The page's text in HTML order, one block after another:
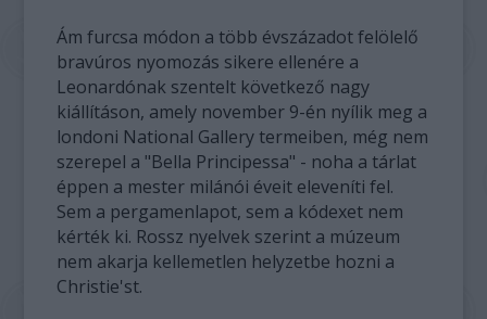
Ám furcsa módon a több évszázadot felölelő
bravúros nyomozás sikere ellenére a
Leonardónak szentelt következő nagy
kiállításon, amely november 9-én nyílik meg a
londoni National Gallery termeiben, még nem
szerepel a "Bella Principessa" - noha a tárlat
éppen a mester milánói éveit eleveníti fel.
Sem a pergamenlapot, sem a kódexet nem
kérték ki. Rossz nyelvek szerint a múzeum
nem akarja kellemetlen helyzetbe hozni a
Christie'st.